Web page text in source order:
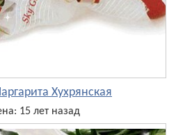
Хухрянская
15 лет назад